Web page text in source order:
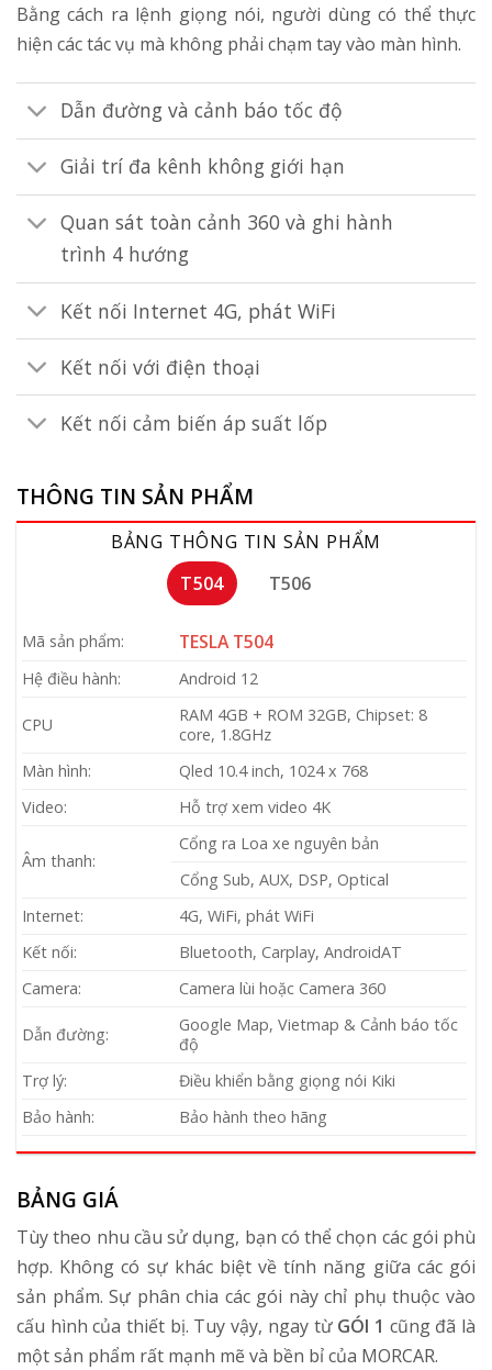
Bằng cách ra lệnh giọng nói, người dùng có thể thực
hiện các tác vụ mà không phải chạm tay vào màn hình.
Dẫn đường và cảnh báo tốc độ
Giải trí đa kênh không giới hạn
Quan sát toàn cảnh 360 và ghi hành
trình 4 hướng
Kết nối Internet 4G, phát WiFi
Kết nối với điện thoại
Kết nối cảm biến áp suất lốp
THÔNG TIN SẢN PHẨM
BẢNG THÔNG TIN SẢN PHẨM
T504
T506
Mã sản phẩm: TESLA T504
Hệ điều hành: Android 12
CPU
RAM 4GB + ROM 32GB, Chipset: 8
core, 1.8GHz
Màn hình:
Qled 10.4 inch, 1024 x 768
Video:
Hỗ trợ xem video 4K
Âm thanh:
Cổng ra Loa xe nguyên bản
Cổng Sub, AUX, DSP, Optical
Internet:
4G, WiFi, phát WiFi
Kết nối:
Bluetooth, Carplay, AndroidAT
Camera:
Camera lùi hoặc Camera 360
Dẫn đường:
Google Map, Vietmap & Cảnh báo tốc
độ
Trợ lý:
Điều khiển bằng giọng nói Kiki
Bảo hành:
Bảo hành theo hãng
BẢNG GIÁ
Tùy theo nhu cầu sử dụng, bạn có thể chọn các gói phù
hợp. Không có sự khác biệt về tính năng giữa các gói
sản phẩm. Sự phân chia các gói này chỉ phụ thuộc vào
cấu hình của thiết bị. Tuy vậy, ngay từ GÓI 1 cũng đã là
một sản phẩm rất mạnh mẽ và bền bỉ của MORCAR.